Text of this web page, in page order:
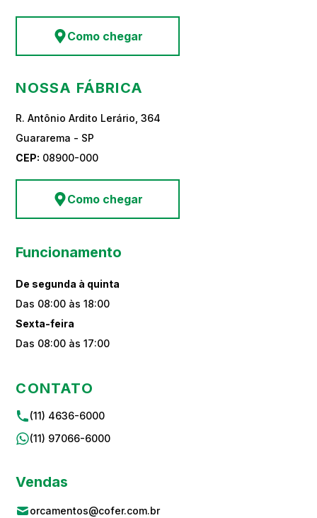
Como chegar
NOSSA FÁBRICA
R. Antônio Ardito Lerário, 364
Guararema - SP
CEP: 08900-000
Como chegar
Funcionamento
De segunda à quinta
Das 08:00 às 18:00
Sexta-feira
Das 08:00 às 17:00
CONTATO
(11) 4636-6000
(11) 97066-6000
Vendas
orcamentos@cofer.com.br